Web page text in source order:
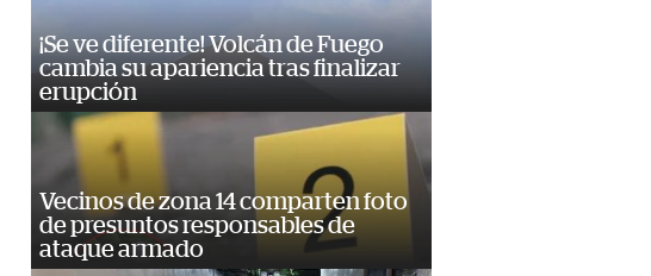
¡Se ve diferente! Volcán de Fuego
cambia su apariencia tras finalizar
erupción
Vecinos de zona 14 comparten foto
de presuntos responsables de
ataque armado